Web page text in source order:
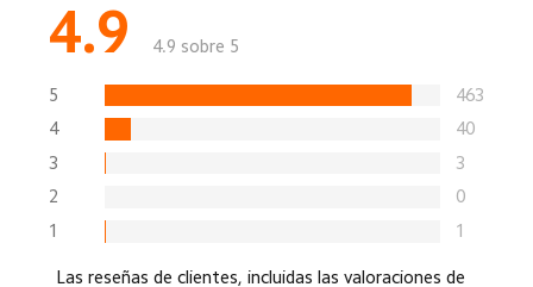
4.9 4.9 sobre 5
5
463
4
40
3
3
2
0
1
1
Las reseñas de clientes, incluidas las valoraciones de